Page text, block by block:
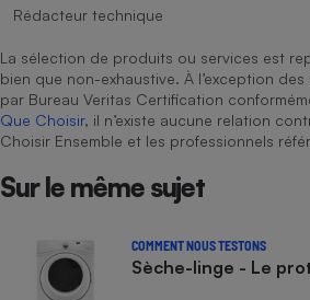
Rédacteur technique
La sélection de produits ou services est
bien que non-exhaustive. À l’exception
par Bureau Veritas Certification
Que Choisir, il n’existe aucune relation
Choisir Ensemble et les professionnels
Sur le même sujet
COMMENT NOUS TESTONS
Sèche-linge - Le